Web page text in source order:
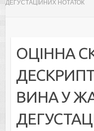
ДЕГУСТАЦІЙНИХ НОТАТОК
ОЦІННА
ВИНА У